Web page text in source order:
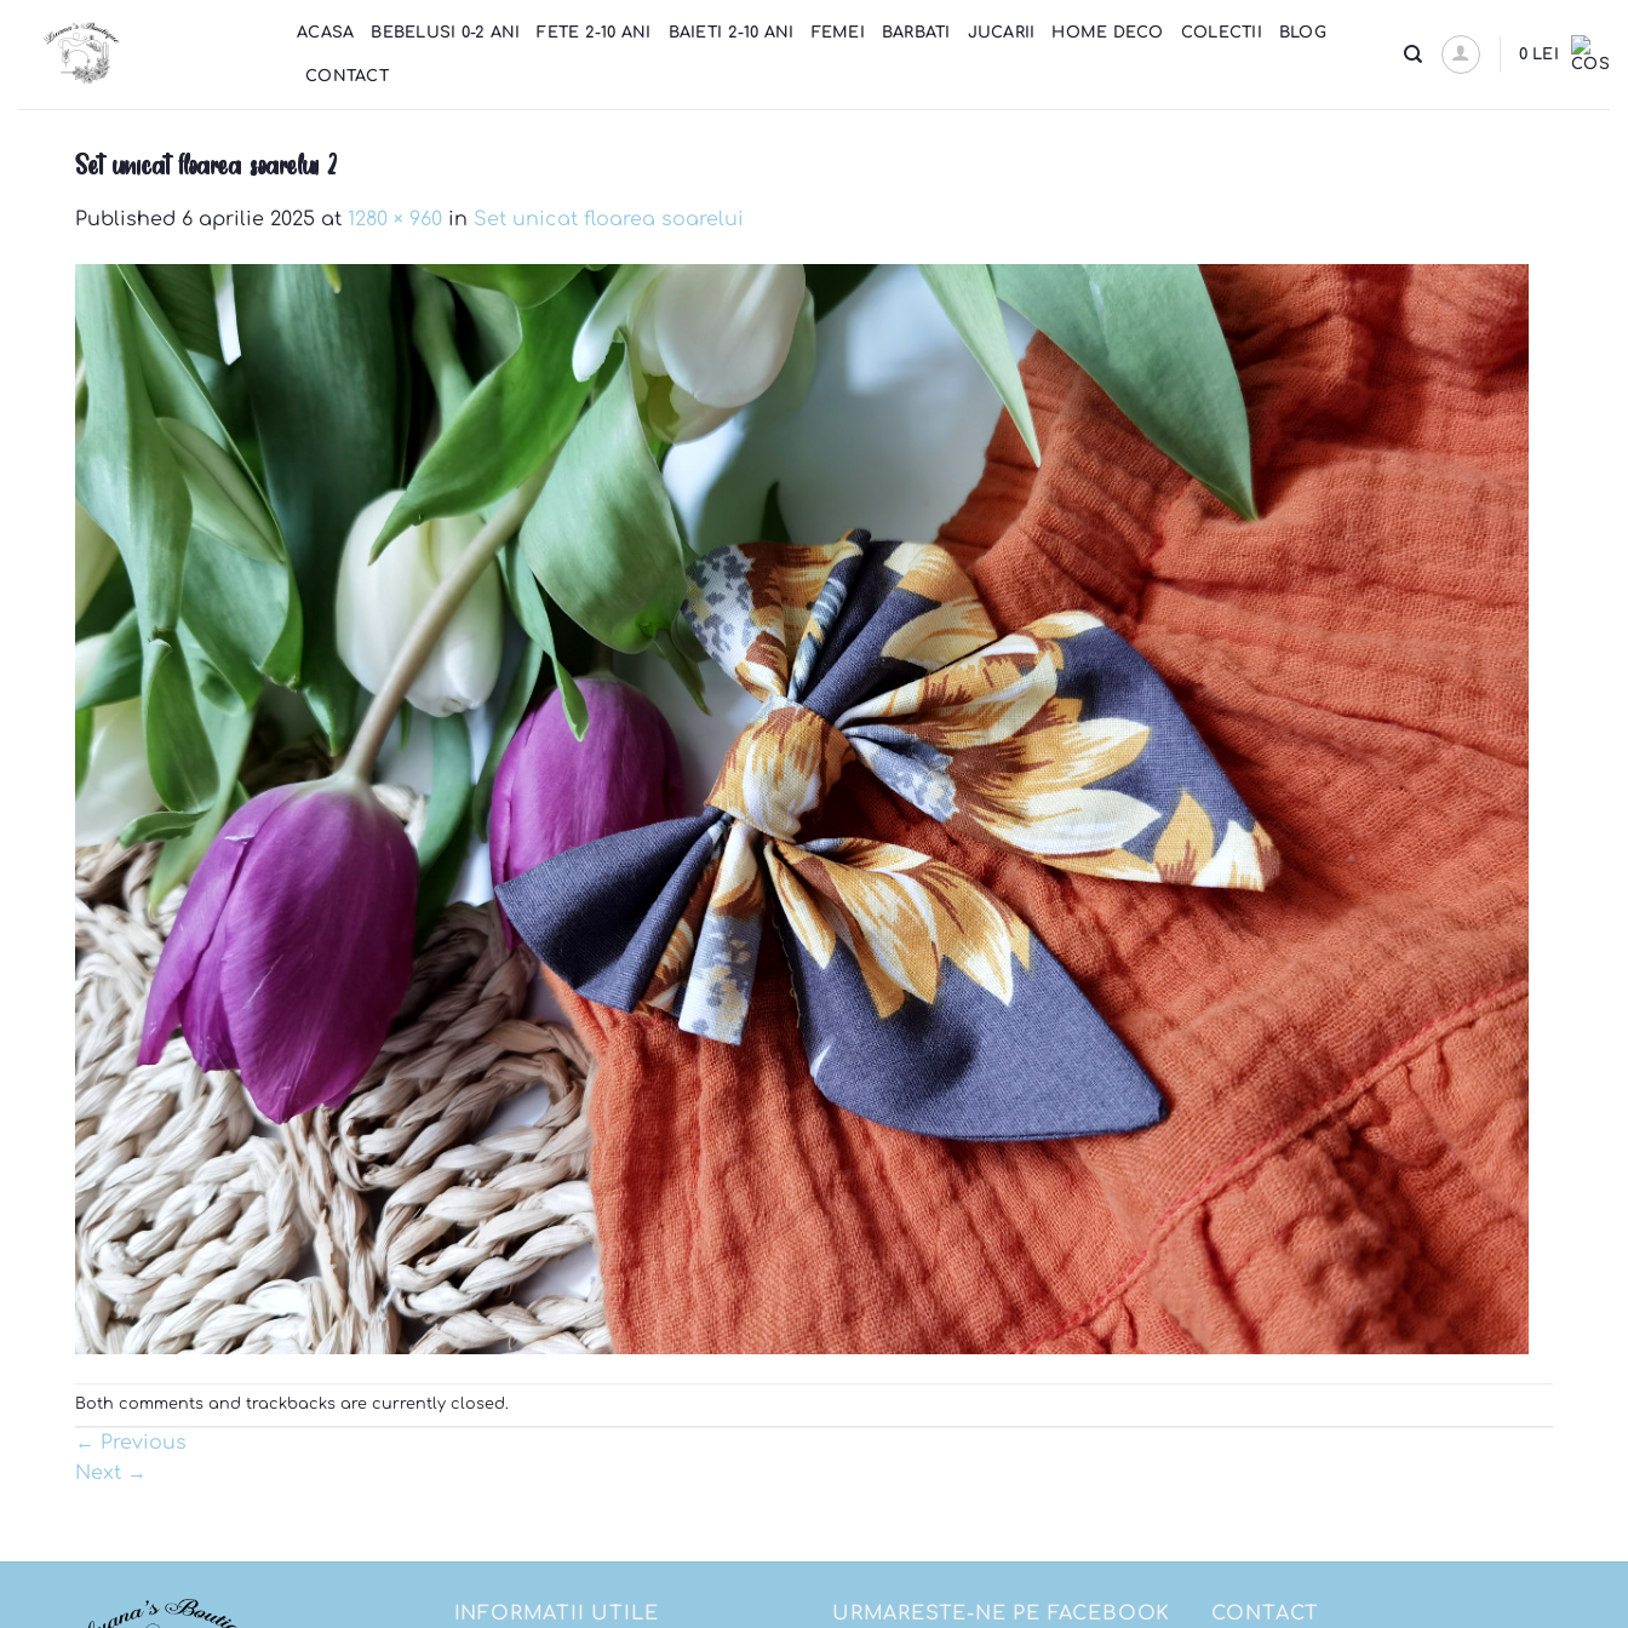
content
ACASA BEBELUSI 0-2 ANI FETE 2-10 ANI BAIETI 2-10 ANI FEMEI BARBATI JUCARII HOME DECO COLECTII BLOG
CONTACT
0 LEI
Set unicat floarea soarelui 2
Published 6 aprilie 2025 at 1280 × 960 in Set unicat floarea soarelui
Both comments and trackbacks are currently closed.
← Previous
Next →
INFORMATII UTILE URMARESTE-NE PE FACEBOOK CONTACT